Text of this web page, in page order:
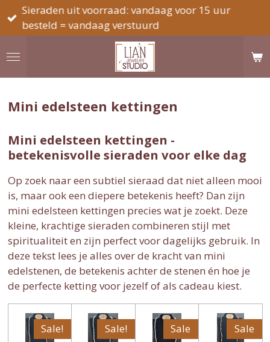
Ga
direct
de
Sieraden uit voorraad: vandaag voor 15 uur
besteld = vandaag verstuurd
Mini edelsteen kettingen
Mini edelsteen kettingen -
betekenisvolle sieraden voor elke dag
Op zoek naar een subtiel sieraad dat niet alleen mooi
is, maar ook een diepere betekenis heeft? Dan zijn
mini edelsteen kettingen precies wat je zoekt. Deze
kleine, krachtige sieraden combineren stijl met
spiritualiteit en zijn perfect voor dagelijks gebruik. In
deze tekst lees je alles over de kracht van mini
edelstenen, de betekenis achter de stenen én hoe je
de perfecte ketting voor jezelf of als cadeau kiest.
Sale! Sale! Sale Sale